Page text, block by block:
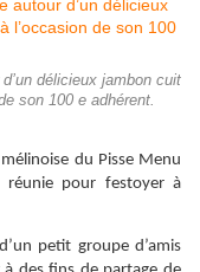
délicieux jambon cuit
son 100 e adhérent.
du Pisse Menu
réunie pour festoyer à
petit groupe d’amis